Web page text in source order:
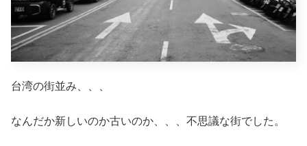
台湾の街並み、、、
なんだか新しいのか古いのか、、、不思議な街でした。